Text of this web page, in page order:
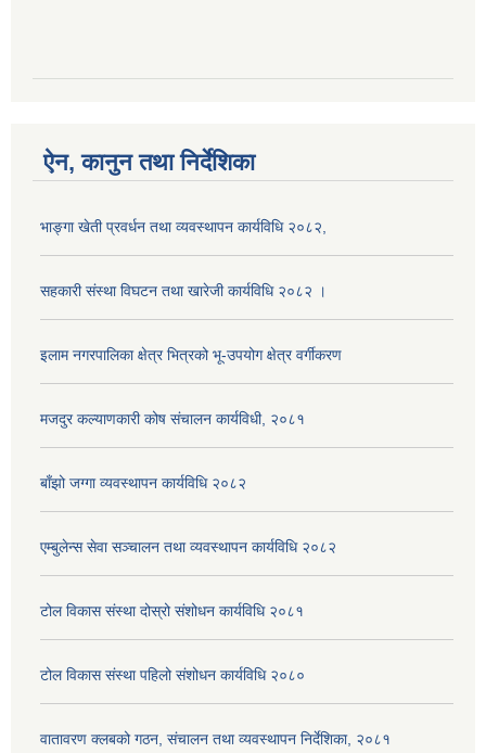
ऐन, कानुन तथा निर्देशिका
भाङ्गा खेती प्रवर्धन तथा व्यवस्थापन कार्यविधि २०८२,
सहकारी संस्था विघटन तथा खारेजी कार्यविधि २०८२ ।
इलाम नगरपालिका क्षेत्र भित्रको भू-उपयोग क्षेत्र वर्गीकरण
मजदुर कल्याणकारी कोष संचालन कार्यविधी, २०८१
बाँझो जग्गा व्यवस्थापन कार्यविधि २०८२
एम्बुलेन्स सेवा सञ्चालन तथा व्यवस्थापन कार्यविधि २०८२
टोल विकास संस्था दोस्रो संशोधन कार्यविधि २०८१
टोल विकास संस्था पहिलो संशोधन कार्यविधि २०८०
वातावरण क्लबको गठन, संचालन तथा व्यवस्थापन निर्देशिका, २०८१